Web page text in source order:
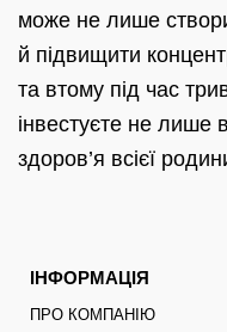
може не лише
й підвищити
та втому під час
інвестуєте не лише
здоров’я всієї
ІНФОРМАЦІЯ
ПРО КОМПАНІЮ